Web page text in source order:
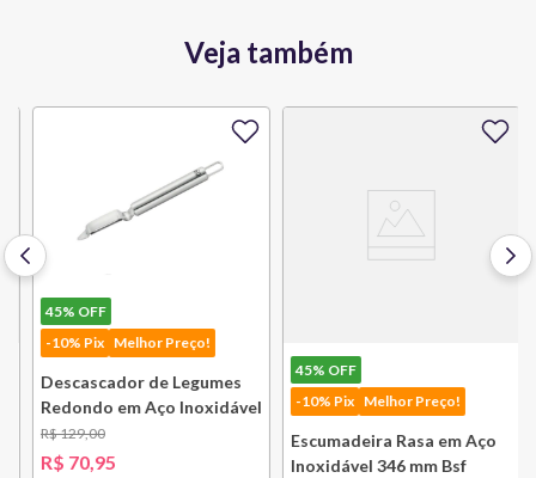
Veja também
45%OFF
-10% Pix
Melhor Preço!
Descascador de Legumes
Redondo em Aço Inoxidável
131 mm Bsf
R$129,00
R$70,95
45%OFF
-10% Pix
Melhor Preço!
Escumadeira Rasa em Aço
Inoxidável 346 mm Bsf